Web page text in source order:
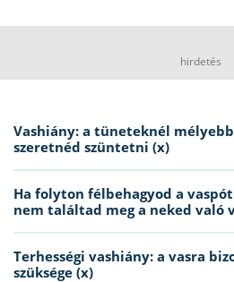
hirdetés
Vashiány: a tüneteknél
szeretnéd szüntetni (x)
Ha folyton félbehagyod a
nem találtad meg a neked való
Terhességi vashiány: a vasra
szüksége (x)